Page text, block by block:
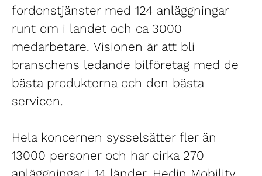
fordonstjänster med 124 anläggningar
runt om i landet och ca 3000
medarbetare. Visionen är att bli
branschens ledande bilföretag med de
bästa produkterna och den bästa
servicen.
Hela koncernen sysselsätter fler än
13000 personer och har cirka 270
anläggningar i 14 länder. Hedin Mobility